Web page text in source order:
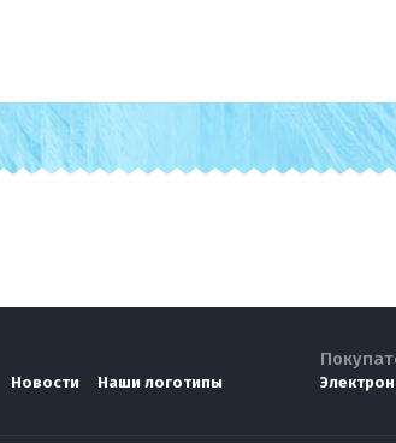
Новости Наши логотипы